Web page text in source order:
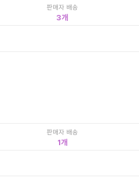
판매자 배송
3
판매자 배송
1